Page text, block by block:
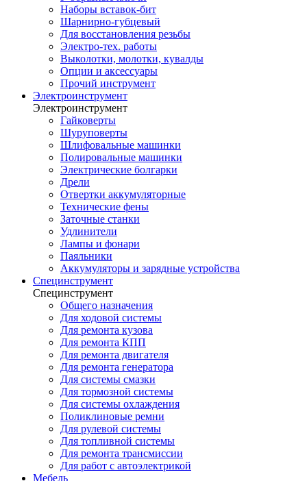
Наборы вставок-бит
Шарнирно-губцевый
Для восстановления резьбы
Электро-тех. работы
Выколотки, молотки, кувалды
Опции и аксессуары
Прочий инструмент
Электроинструмент
Электроинструмент
Гайковерты
Шуруповерты
Шлифовальные машинки
Полировальные машинки
Электрические болгарки
Дрели
Отвертки аккумуляторные
Технические фены
Заточные станки
Удлинители
Лампы и фонари
Паяльники
Аккумуляторы и зарядные устройства
Специнструмент
Специнструмент
Общего назначения
Для ходовой системы
Для ремонта кузова
Для ремонта КПП
Для ремонта двигателя
Для ремонта генератора
Для системы смазки
Для тормозной системы
Для системы охлаждения
Поликлиновые ремни
Для рулевой системы
Для топливной системы
Для ремонта трансмиссии
Для работ с автоэлектрикой
Мебель